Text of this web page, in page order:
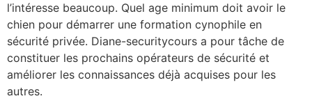
l’intéresse beaucoup. Quel age minimum doit avoir le
chien pour démarrer une formation cynophile en
sécurité privée. Diane-securitycours a pour tâche de
constituer les prochains opérateurs de sécurité et
améliorer les connaissances déjà acquises pour les
autres.